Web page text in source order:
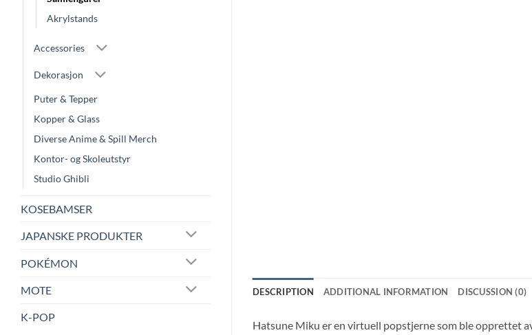
Akrylstands
Accessories
Dekorasjon
Puter & Tepper
Kopper & Glass
Diverse Anime & Spill Merch
Kontor- og Skoleutstyr
Studio Ghibli
KOSEBAMSER
JAPANSKE PRODUKTER
POKÉMON
MOTE
K-POP
DESCRIPTION ADDITIONAL INFORMATION DISCUSSION (0)
Hatsune Miku er en virtuell popstjerne som ble opprettet